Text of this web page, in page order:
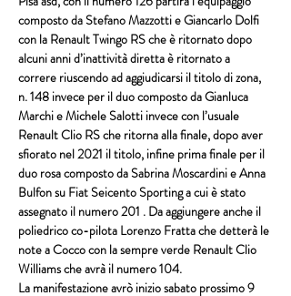
composto da Stefano Mazzotti e Giancarlo Dolfi
con la Renault Twingo RS che è ritornato dopo
alcuni anni d’inattività diretta è ritornato a
correre riuscendo ad aggiudicarsi il titolo di zona,
n. 148 invece per il duo composto da Gianluca
Marchi e Michele Salotti invece con l’usuale
Renault Clio RS che ritorna alla finale, dopo aver
sfiorato nel 2021 il titolo, infine prima finale per il
duo rosa composto da Sabrina Moscardini e Anna
Bulfon su Fiat Seicento Sporting a cui è stato
assegnato il numero 201 . Da aggiungere anche il
poliedrico co-pilota Lorenzo Fratta che detterà le
note a Cocco con la sempre verde Renault Clio
Williams che avrà il numero 104.
La manifestazione avrò inizio sabato prossimo 9